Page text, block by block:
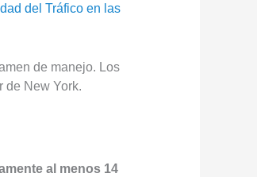
del Tráfico en las
de manejo. Los
de New York.
al menos 14